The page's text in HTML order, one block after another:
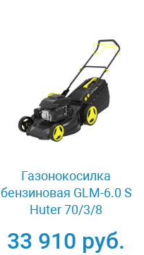
Газонокосилка
бензиновая GLM-6.0 S
Huter 70/3/8
33 910 руб.